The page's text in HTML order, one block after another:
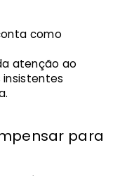
como
atenção ao
para